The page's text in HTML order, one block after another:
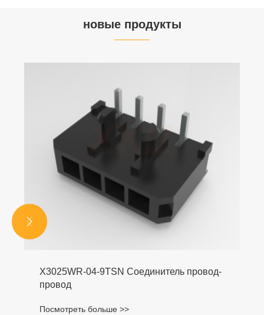
новые продукты
X3025WR-04-9TSN Соединитель провод-
провод
Посмотреть больше >>

